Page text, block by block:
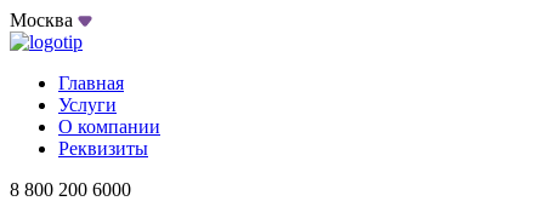
Москва
Главная
Услуги
О компании
Реквизиты
8 800 200 6000